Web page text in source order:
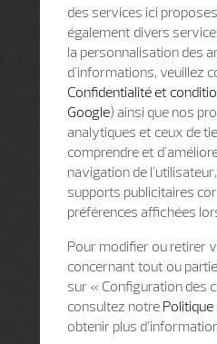
des services ici
également divers
la personnalisation des
d'informations, veuillez
Confidentialité et
Google) ainsi que nos
analytiques et ceux de
comprendre et
navigation de
supports publicitaires
préférences affichées
Pour modifier ou retirer
concernant tout ou
sur « Configuration des
consultez notre
obtenir plus